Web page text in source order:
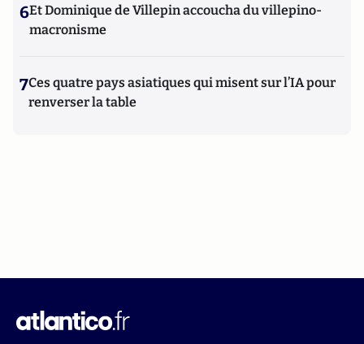
6Et Dominique de Villepin accoucha du villepino-
macronisme
7Ces quatre pays asiatiques qui misent sur l’IA pour
renverser la table